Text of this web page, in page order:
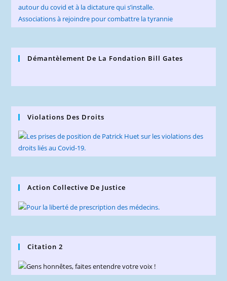
autour du covid et à la dictature qui s’installe.
Associations à rejoindre pour combattre la tyrannie
Démantèlement De La Fondation Bill Gates
Violations Des Droits
Action Collective De Justice
Citation 2